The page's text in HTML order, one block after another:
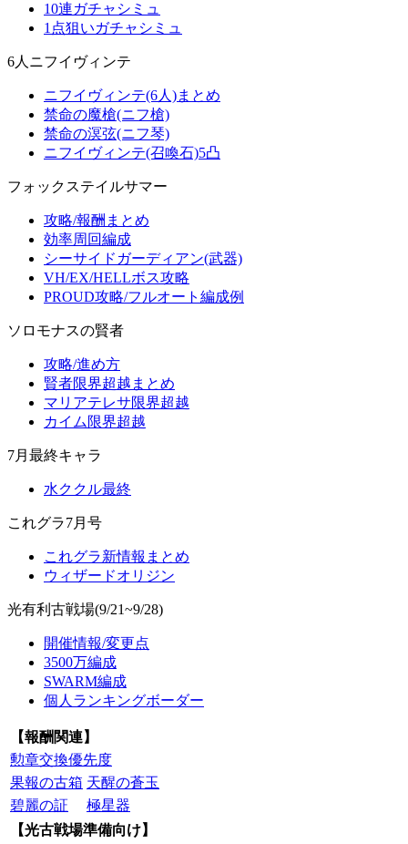
10連ガチャシミュ
1点狙いガチャシミュ
6人ニフイヴィンテ
ニフイヴィンテ(6人)まとめ
禁命の魔槍(ニフ槍)
禁命の溟弦(ニフ琴)
ニフイヴィンテ(召喚石)5凸
フォックステイルサマー
攻略/報酬まとめ
効率周回編成
シーサイドガーディアン(武器)
VH/EX/HELLボス攻略
PROUD攻略/フルオート編成例
ソロモナスの賢者
攻略/進め方
賢者限界超越まとめ
マリアテレサ限界超越
カイム限界超越
7月最終キャラ
水ククル最終
これグラ7月号
これグラ新情報まとめ
ウィザードオリジン
光有利古戦場(9/21~9/28)
開催情報/変更点
3500万編成
SWARM編成
個人ランキングボーダー
【報酬関連】
勲章交換優先度
果報の古箱 天醒の蒼玉
碧麗の証
極星器
【光古戦場準備向け】